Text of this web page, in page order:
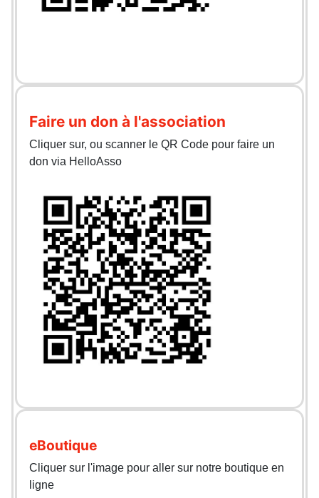
Faire un don à l'association
Cliquer sur, ou scanner le QR Code pour faire un
don via HelloAsso
eBoutique
Cliquer sur l'image pour aller sur notre boutique en
ligne